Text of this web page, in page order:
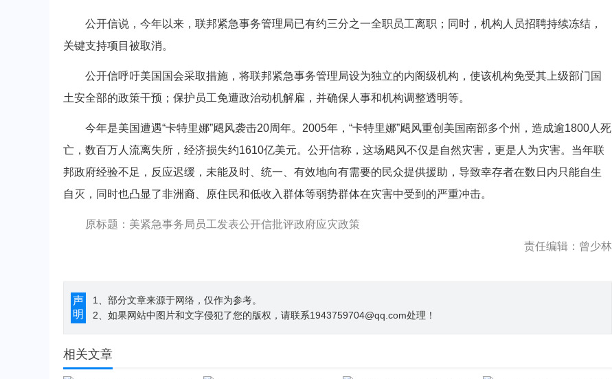
公开信说，今年以来，联邦紧急事务管理局已有约三分之一全职员工离职；同时，机构人员招聘持续冻结，
关键支持项目被取消。
公开信呼吁美国国会采取措施，将联邦紧急事务管理局设为独立的内阁级机构，使该机构免受其上级部门国
土安全部的政策干预；保护员工免遭政治动机解雇，并确保人事和机构调整透明等。
今年是美国遭遇“卡特里娜”飓风袭击20周年。2005年，“卡特里娜”飓风重创美国南部多个州，造成逾1800人死
亡，数百万人流离失所，经济损失约1610亿美元。公开信称，这场飓风不仅是自然灾害，更是人为灾害。当年联
邦政府经验不足，反应迟缓，未能及时、统一、有效地向有需要的民众提供援助，导致幸存者在数日内只能自生
自灭，同时也凸显了非洲裔、原住民和低收入群体等弱势群体在灾害中受到的严重冲击。
原标题：美紧急事务局员工发表公开信批评政府应灾政策
责任编辑：曾少林
声
明
1、部分文章来源于网络，仅作为参考。
2、如果网站中图片和文字侵犯了您的版权，请联系1943759704@qq.com处理！
相关文章